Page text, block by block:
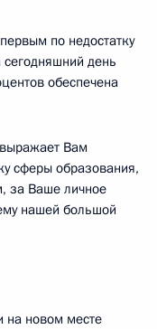
по недостатку
день
обеспечена
Вам
сферы образования,
за Ваше личное
нашей большой
на новом месте